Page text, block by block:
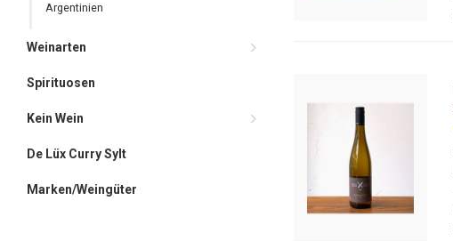
Argentinien
Weinarten
Spirituosen
Kein Wein
De Lüx Curry Sylt
Marken/Weingüter